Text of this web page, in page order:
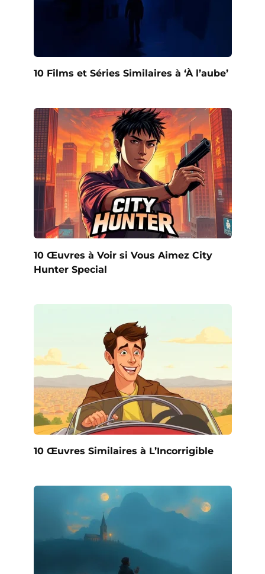
10 Films et Séries Similaires à ‘À l’aube’
10 Œuvres à Voir si Vous Aimez City
Hunter Special
10 Œuvres Similaires à L’Incorrigible